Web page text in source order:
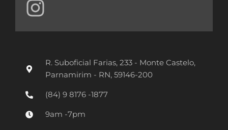
n
s
g
R. Suboficial Farias, 233 - Monte Castelo,
Parnamirim - RN, 59146-200
(84) 9 8176 -1877
9am -7pm